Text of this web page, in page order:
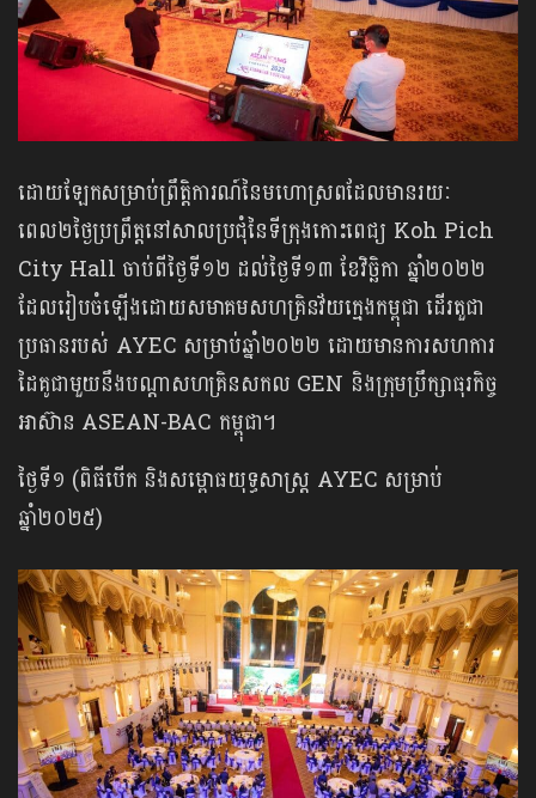
ដោយឡែកសម្រាប់ព្រឹត្តិការណ៍នៃមហោស្រពដែលមានរយៈ
ពេល២ថ្ងៃប្រព្រឹត្តនៅសាលប្រជុំនៃទីក្រុងកោះពេជ្យ Koh Pich
City Hall ចាប់ពីថ្ងៃទី១២ ដល់ថ្ងៃទី១៣ ខែវិច្ឆិកា ឆ្នាំ២០២២
ដែលរៀបចំឡើងដោយសមាគមសហគ្រិនវ័យក្មេងកម្ពុជា ដើរតួជា
ប្រធានរបស់ AYEC សម្រាប់ឆ្នាំ២០២២ ដោយមានការសហការ
ដៃគូជាមួយនឹងបណ្តាសហគ្រិនសកល GEN និងក្រុមប្រឹក្សាធុរកិច្ច
អាស៊ាន ASEAN-BAC កម្ពុជា។
ថ្ងៃទី១ (ពិធីបើក និងសម្ពោធយុទ្ធសាស្ត្រ AYEC សម្រាប់
ឆ្នាំ២០២៥)